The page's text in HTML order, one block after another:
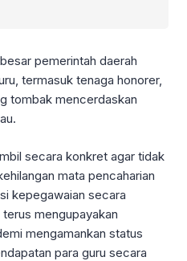
pemerintah daerah
termasuk tenaga honorer,
tombak mencerdaskan
secara konkret agar tidak
mata pencaharian
kepegawaian secara
mengupayakan
mengamankan status
para guru secara